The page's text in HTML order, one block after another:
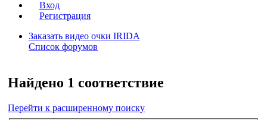
Вход
Регистрация
Заказать видео очки IRIDA
Список форумов
Найдено 1 соответствие
Перейти к расширенному поиску